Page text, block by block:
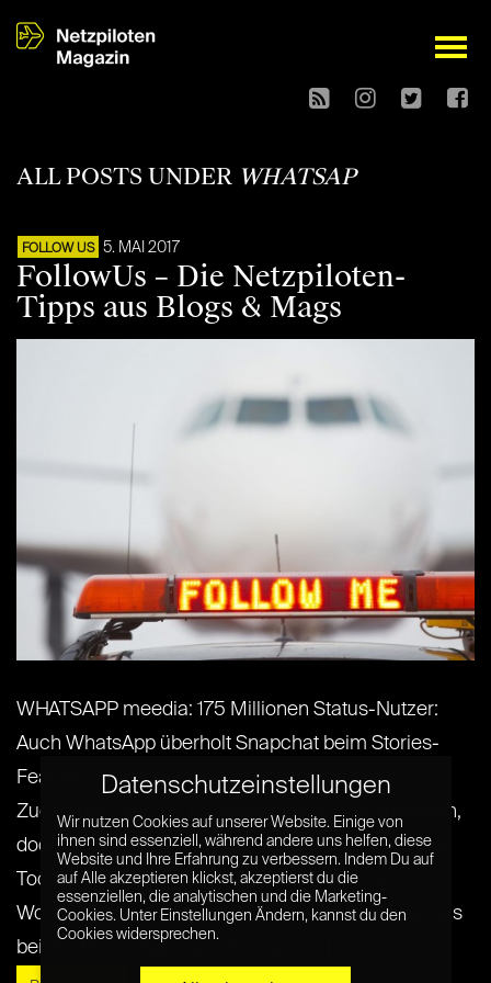
open
ALL POSTS UNDER WHATSAP
FOLLOW US 5. MAI 2017
FollowUs – Die Netzpiloten-
Tipps aus Blogs & Mags
WHATSAPP meedia: 175 Millionen Status-Nutzer:
Auch WhatsApp überholt Snapchat beim Stories-
Feature: Es war nur ein Nebensatz von Mark
Zuckerberg auf der Telefonkonferenz mit Analysten,
doch er hatte es in sich. Die zugekaufte Facebook-
Tochter WhatsApp bringt es gerade mal zehn
Wochen nach dem Start ihres Stories-Features, das
bei der Messenger-App Status[...] [...]
Datenschutzeinstellungen
Wir nutzen Cookies auf unserer Website. Einige von
ihnen sind essenziell, während andere uns helfen, diese
Website und Ihre Erfahrung zu verbessern. Indem Du auf
auf Alle akzeptieren klickst, akzeptierst du die
essenziellen, die analytischen und die Marketing-
Cookies. Unter Einstellungen Ändern, kannst du den
Cookies widersprechen.